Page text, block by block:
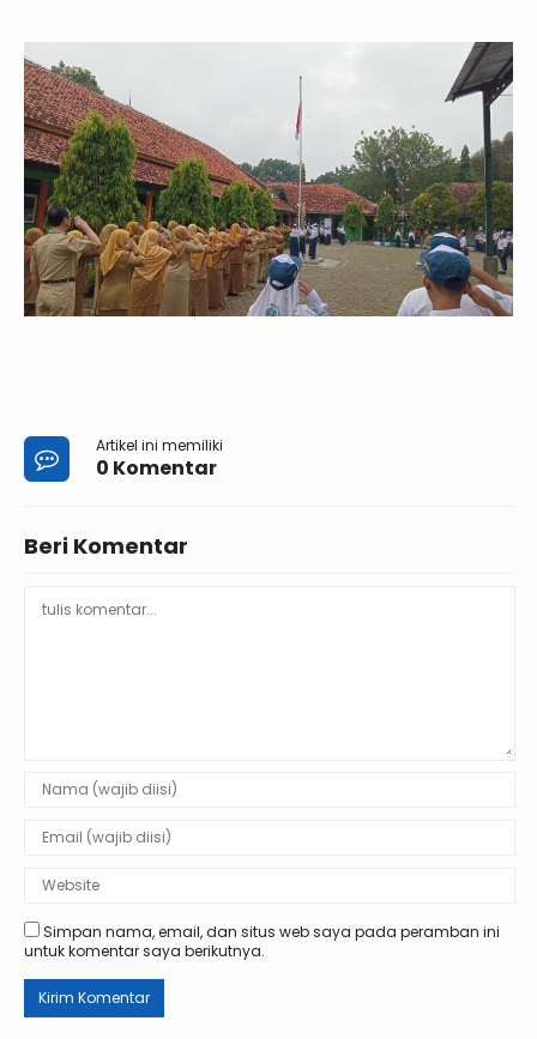
Artikel ini memiliki
0 Komentar
Beri Komentar
Simpan nama, email, dan situs web saya pada peramban ini
untuk komentar saya berikutnya.